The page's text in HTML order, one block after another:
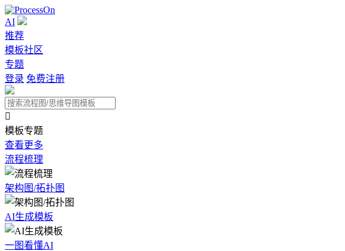
AI
推荐
模板社区
专题
登录 免费注册

模板专题
查看更多
流程梳理
架构图/拓扑图
AI生成模板
一图看懂AI